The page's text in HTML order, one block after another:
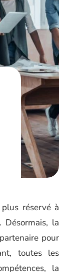
réservé à
Désormais, la
pour
toutes les
la